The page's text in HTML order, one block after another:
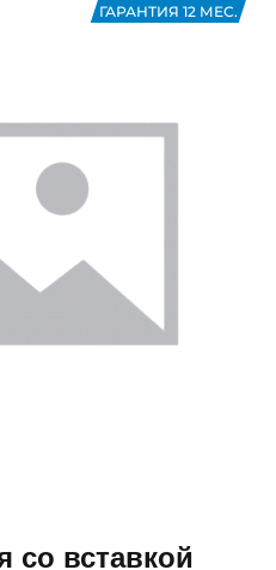
ГАРАНТИЯ 12 МЕС.
со вставкой